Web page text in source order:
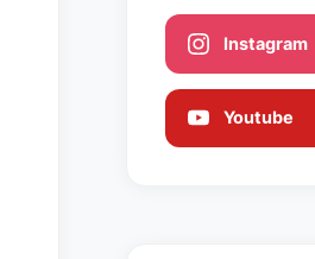
Instagram
Youtube